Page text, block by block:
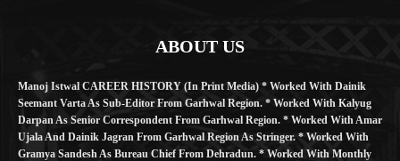
ABOUT US
Manoj Istwal CAREER HISTORY (in Print Media) * Worked With Dainik
Seemant Varta As Sub-Editor From Garhwal Region. * Worked With Kalyug
Darpan As Senior Correspondent From Garhwal Region. * Worked With Amar
Ujala And Dainik Jagran From Garhwal Region As Stringer. * Worked With
Gramya Sandesh As Bureau Chief From Dehradun. * Worked With Monthly